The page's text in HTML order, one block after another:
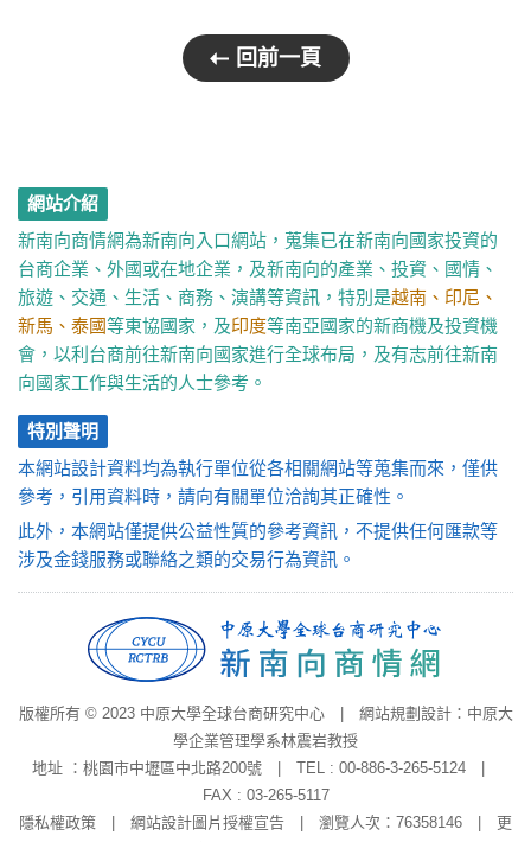
回前一頁
網站介紹
新南向商情網為新南向入口網站，蒐集已在新南向國家投資的
台商企業、外國或在地企業，及新南向的產業、投資、國情、
旅遊、交通、生活、商務、演講等資訊，特別是越南、印尼、
新馬、泰國等東協國家，及印度等南亞國家的新商機及投資機
會，以利台商前往新南向國家進行全球布局，及有志前往新南
向國家工作與生活的人士參考。
特別聲明
本網站設計資料均為執行單位從各相關網站等蒐集而來，僅供
參考，引用資料時，請向有關單位洽詢其正確性。
此外，本網站僅提供公益性質的參考資訊，不提供任何匯款等
涉及金錢服務或聯絡之類的交易行為資訊。
版權所有 © 2023 中原大學全球台商研究中心 | 網站規劃設計：中原大
學企業管理學系林震岩教授
地址 ：桃園市中壢區中北路200號 | TEL : 00-886-3-265-5124 |
FAX : 03-265-5117
隱私權政策
網站設計圖片授權宣告 | 瀏覽人次：76358146 | 更